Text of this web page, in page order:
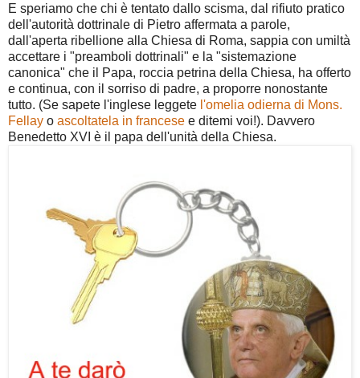
E speriamo che chi è tentato dallo scisma, dal rifiuto pratico
dell'autorità dottrinale di Pietro affermata a parole,
dall'aperta ribellione alla Chiesa di Roma, sappia con umiltà
accettare i "preamboli dottrinali" e la "sistemazione
canonica" che il Papa, roccia petrina della Chiesa, ha offerto
e continua, con il sorriso di padre, a proporre nonostante
tutto. (Se sapete l'inglese leggete l'omelia odierna di Mons.
Fellay o ascoltatela in francese e ditemi voi!). Davvero
Benedetto XVI è il papa dell'unità della Chiesa.